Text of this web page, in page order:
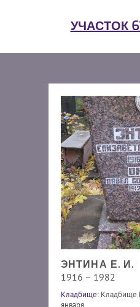
УЧАСТОК
ЭНТИНА Е. И.
1916 – 1982
Кладбище: Кладбище
января